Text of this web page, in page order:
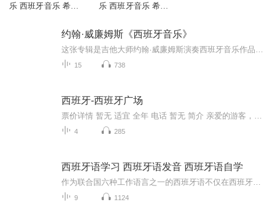
乐 西班牙音乐 希腊
乐 西班牙音乐 希腊
约翰·威廉姆斯《西班牙音乐》
15 738
西班牙-西班牙广场
4 285
西班牙语学习 西班牙语发音 西班牙语自学
9 1124